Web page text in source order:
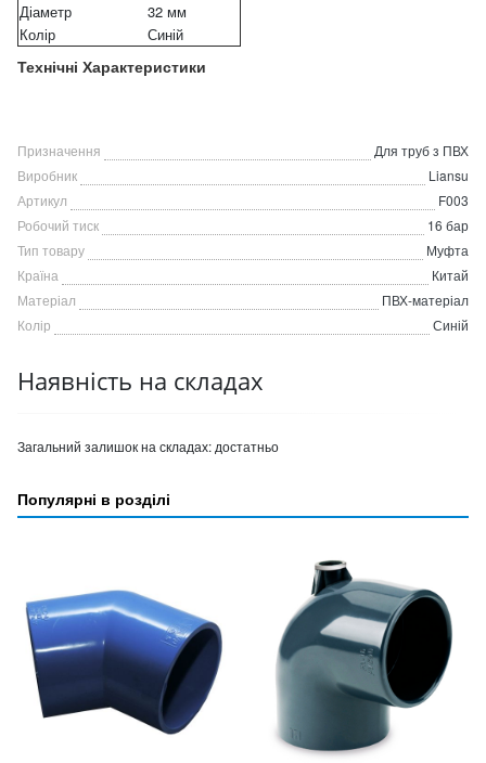
Технічні Характеристики
Діаметр
32 мм
Колір
Синій
Призначення
Для труб з ПВХ
Виробник
Liansu
Артикул
F003
Робочий тиск
16 бар
Тип товару
Муфта
Країна
Китай
Матеріал
ПВХ-матеріал
Колір
Синій
Наявність на складах
Загальний залишок на складах: достатньо
Популярні в розділі